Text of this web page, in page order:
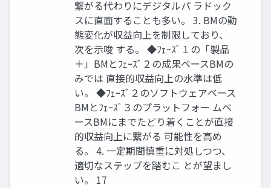
繋がる代わりにデジタルパ ラドック
スに直面することも多い。 3. BMの動
態変化が収益向上を制限しており、
次を示唆 する。 ◆ﾌｪｰｽﾞ１の「製品
＋」BMとﾌｪｰｽﾞ２の成果ベースBMの
みでは 直接的収益向上の水準は低
い。 ◆ﾌｪｰｽﾞ２のソフトウェアベース
BMとﾌｪｰｽﾞ３のプラットフォー ムベ
ースBMにまでたどり着くことが直接
的収益向上に繋がる 可能性を高め
る。 4. 一定期間慎重に対処しつつ、
適切なステップを踏むこ とが望まし
い。 17